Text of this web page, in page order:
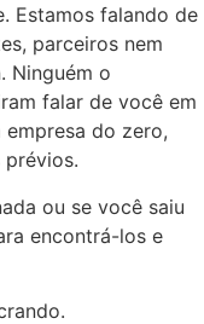
Estamos falando de
parceiros nem
Ninguém o
falar de você em
do zero,
prévios.
ou se você saiu
encontrá-los e